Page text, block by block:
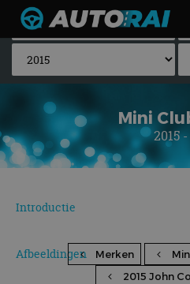
Autonieuws
Podcast
Autotests
Automerken
Adverteren
Contact
Mini
2015 -
Introductie
Afbeeldingen Merken
2015 John